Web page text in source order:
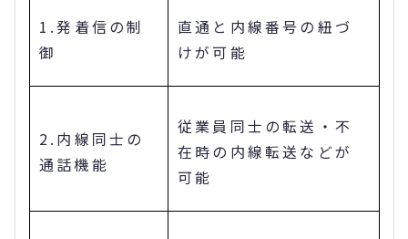
1.発着信の制
御
直通と内線番号の紐づ
けが可能
2.内線同士の
通話機能
従業員同士の転送・不
在時の内線転送などが
可能